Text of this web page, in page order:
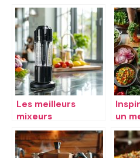
Les meilleurs
mixeurs
plongeants de
2019
un